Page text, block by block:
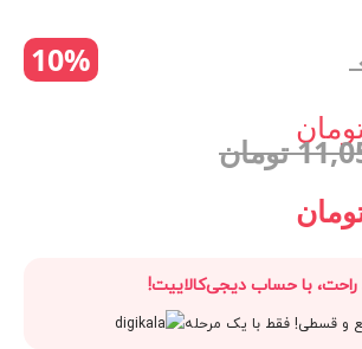
10%
اصلی:
تومان
11,050,000 تومان
فعلی:
9,945,000 تومان.
با حساب دیجی‌کالاییت!
و قسطی! فقط با یک مرحله